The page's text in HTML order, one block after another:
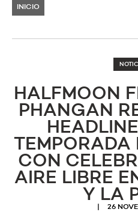
INICIO
HALFMOON
PHANGAN
TEMPORADA
CON
AIRE LIBRE
Y LA
26